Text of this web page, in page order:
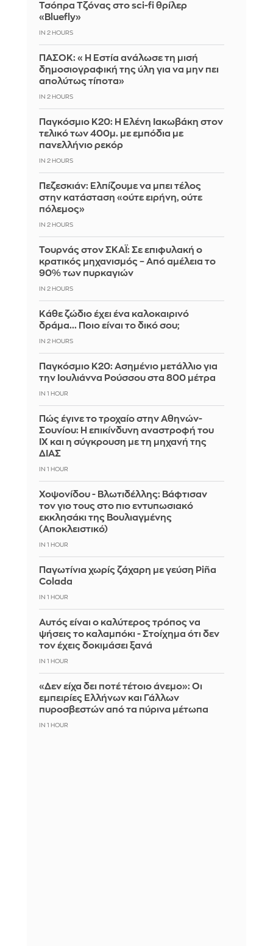
Τσόπρα Τζόνας στο sci-fi θρίλερ
«Bluefly»
IN 2 HOURS
ΠΑΣΟΚ: «Η Εστία ανάλωσε τη μισή
δημοσιογραφική της ύλη για να μην πει
απολύτως τίποτα»
IN 2 HOURS
Παγκόσμιο Κ20: Η Ελένη Ιακωβάκη στον
τελικό των 400μ. με εμπόδια με
πανελλήνιο ρεκόρ
IN 2 HOURS
Πεζεσκιάν: Ελπίζουμε να μπει τέλος
στην κατάσταση «ούτε ειρήνη, ούτε
πόλεμος»
IN 2 HOURS
Τουρνάς στον ΣΚΑΪ: Σε επιφυλακή ο
κρατικός μηχανισμός – Από αμέλεια το
90% των πυρκαγιών
IN 2 HOURS
Κάθε ζώδιο έχει ένα καλοκαιρινό
δράμα... Ποιο είναι το δικό σου;
IN 2 HOURS
Παγκόσμιο Κ20: Ασημένιο μετάλλιο για
την Ιουλιάννα Ρούσσου στα 800 μέτρα
IN 1 HOUR
Πώς έγινε το τροχαίο στην Αθηνών-
Σουνίου: Η επικίνδυνη αναστροφή του
ΙΧ και η σύγκρουση με τη μηχανή της
ΔΙΑΣ
IN 1 HOUR
Χοψονίδου - Βλωτιδέλλης: Βάφτισαν
τον γιο τους στο πιο εντυπωσιακό
εκκλησάκι της Βουλιαγμένης
(Αποκλειστικό)
IN 1 HOUR
Παγωτίνια χωρίς ζάχαρη με γεύση Piña
Colada
IN 1 HOUR
Αυτός είναι ο καλύτερος τρόπος να
ψήσεις το καλαμπόκι - Στοίχημα ότι δεν
τον έχεις δοκιμάσει ξανά
IN 1 HOUR
«Δεν είχα δει ποτέ τέτοιο άνεμο»: Οι
εμπειρίες Ελλήνων και Γάλλων
πυροσβεστών από τα πύρινα μέτωπα
IN 1 HOUR